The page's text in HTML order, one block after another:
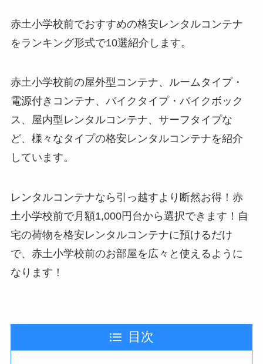
赤土小学校前でおすすめの格安レンタルコンテナ
をランキング形式で10選紹介します。
赤土小学校前の屋外型コンテナ、ルームタイプ・
電源付きコンテナ、バイクタイプ・バイクボック
ス、屋内型レンタルコンテナ、サーフタイプな
ど、様々なタイプの格安レンタルコンテナを紹介
しています。
レンタルコンテナなら引っ越すより断然お得！赤
土小学校前で月額1,000円台から選択できます！自
宅の荷物を格安レンタルコンテナに預けるだけ
で、赤土小学校前のお部屋を広々と使えるように
なります！
目次